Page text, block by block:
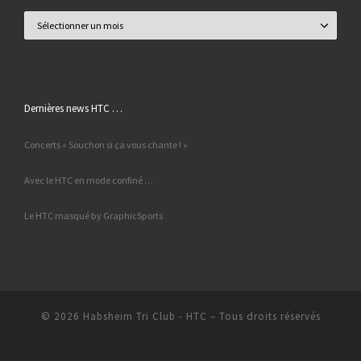
Dernières news HTC …
Concerts « Souchon si ça vous chante ! »
Avec le HTC en mode confiné …
Le HTC masqué by GraphicSports
© 2026 Habsheim Tri Club - HTC – Tous droits réservés